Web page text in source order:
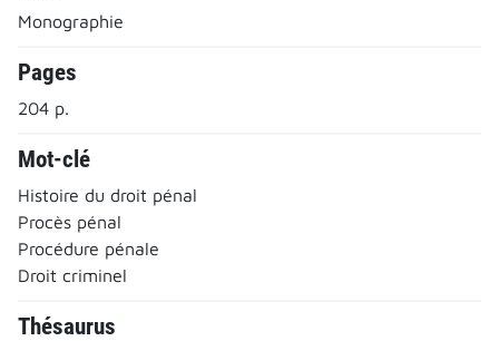
Monographie
Pages
204 p.
Mot-clé
Histoire du droit pénal
Procès pénal
Procédure pénale
Droit criminel
Thésaurus